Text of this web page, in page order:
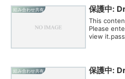
組み合わせ共有 保護中:
This
Please
view
組み合わせ共有 保護中: